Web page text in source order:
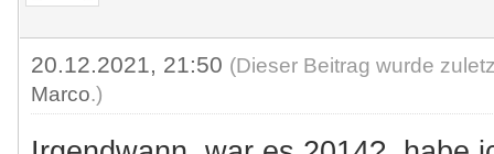
20.12.2021, 21:50 (Dieser Beitrag wurde
Marco.)